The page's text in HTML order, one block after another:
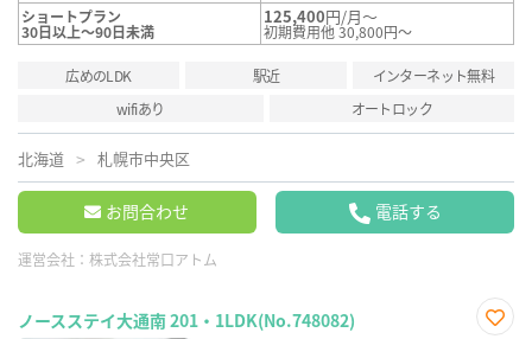
ショートプラン
30日以上～90日未満
125,400円/月～
初期費用他 30,800円～
広めのLDK 駅近
インターネット無料
wifiあり
オートロック
北海道 札幌市中央区
お問合わせ 電話する
運営会社： 株式会社常口アトム
ノースステイ大通南 201・1LDK(No.748082)